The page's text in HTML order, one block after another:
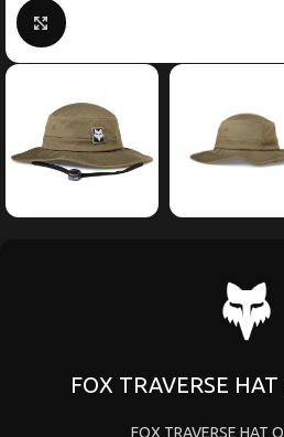
Κάντε κλικ για μεγέθυνση
FOX TRAVERSE
FOX TRAVERSE HAT